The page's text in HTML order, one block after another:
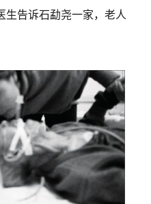
生告诉石勐尧一家，老人